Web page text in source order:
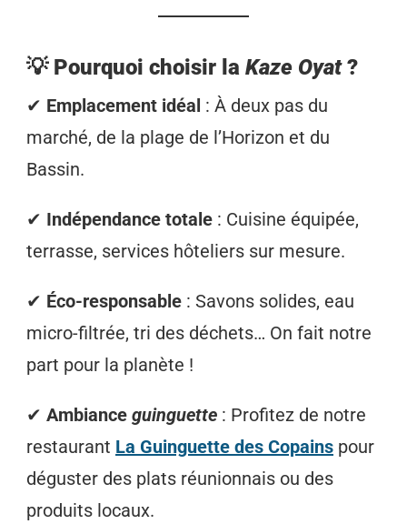
💡 Pourquoi choisir la Kaze Oyat?
✔ Emplacement idéal : À deux pas du
marché, de la plage de l’Horizon et du
Bassin.
✔ Indépendance totale : Cuisine équipée,
terrasse, services hôteliers sur mesure.
✔ Éco-responsable : Savons solides, eau
micro-filtrée, tri des déchets… On fait notre
part pour la planète !
✔ Ambiance guinguette : Profitez de notre
restaurant La Guinguette des Copains pour
déguster des plats réunionnais ou des
produits locaux.